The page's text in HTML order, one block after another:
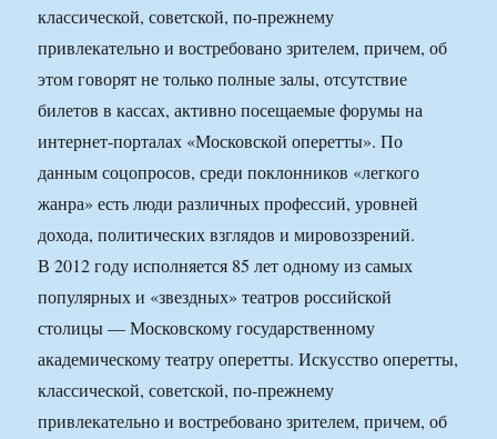
классической, советской, по-прежнему
привлекательно и востребовано зрителем, причем, об
этом говорят не только полные залы, отсутствие
билетов в кассах, активно посещаемые форумы на
интернет-порталах «Московской оперетты». По
данным соцопросов, среди поклонников «легкого
жанра» есть люди различных профессий, уровней
дохода, политических взглядов и мировоззрений.
В 2012 году исполняется 85 лет одному из самых
популярных и «звездных» театров российской
столицы — Московскому государственному
академическому театру оперетты. Искусство оперетты,
классической, советской, по-прежнему
привлекательно и востребовано зрителем, причем, об